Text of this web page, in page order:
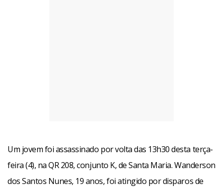
Um jovem foi assassinado por volta das 13h30 desta terça-
feira (4), na QR 208, conjunto K, de Santa Maria. Wanderson
dos Santos Nunes, 19 anos, foi atingido por disparos de